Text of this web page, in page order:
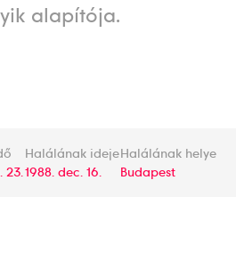
alapítója.
23.
Halálának ideje
1988. dec. 16.
Halálának helye
Budapest